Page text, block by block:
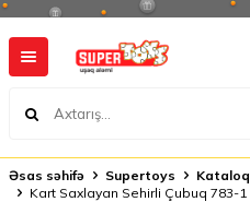
Əsas səhifə Supertoys Kataloq
Kart Saxlayan Sehirli Çubuq 783-1